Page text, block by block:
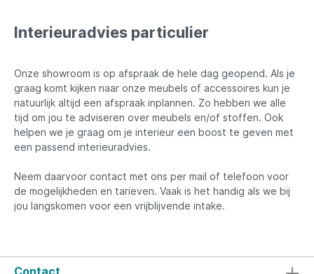
Interieuradvies particulier
Onze showroom is op afspraak de hele dag geopend. Als je
graag komt kijken naar onze meubels of accessoires kun je
natuurlijk altijd een afspraak inplannen. Zo hebben we alle
tijd om jou te adviseren over meubels en/of stoffen. Ook
helpen we je graag om je interieur een boost te geven met
een passend interieuradvies.
Neem daarvoor contact met ons per mail of telefoon voor
de mogelijkheden en tarieven. Vaak is het handig als we bij
jou langskomen voor een vrijblijvende intake.